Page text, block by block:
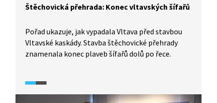
Štěchovická přehrada: Konec vltavských šífařů
Pořad ukazuje, jak vypadala Vltava před stavbou
Vltavské kaskády. Stavba štěchovické přehrady
znamenala konec plaveb šífařů dolů po řece.